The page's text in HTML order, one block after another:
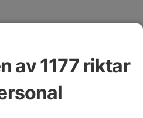
av 1177 riktar